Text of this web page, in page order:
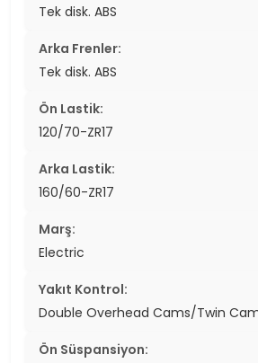
Tek disk. ABS
Arka Frenler:
Tek disk. ABS
Ön Lastik:
120/70-ZR17
Arka Lastik:
160/60-ZR17
Marş:
Electric
Yakıt Kontrol:
Double Overhead Cams/Twin
Ön Süspansiyon: